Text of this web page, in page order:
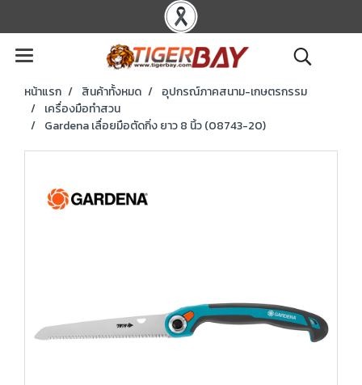
หน้าแรก สินค้าทั้งหมด
อุปกรณ์ภาคสนาม-เกษตรกรรม
เครื่องมือทำสวน
Gardena เลื่อยมือตัดกิ่ง ยาว 8 นิ้ว (08743-20)